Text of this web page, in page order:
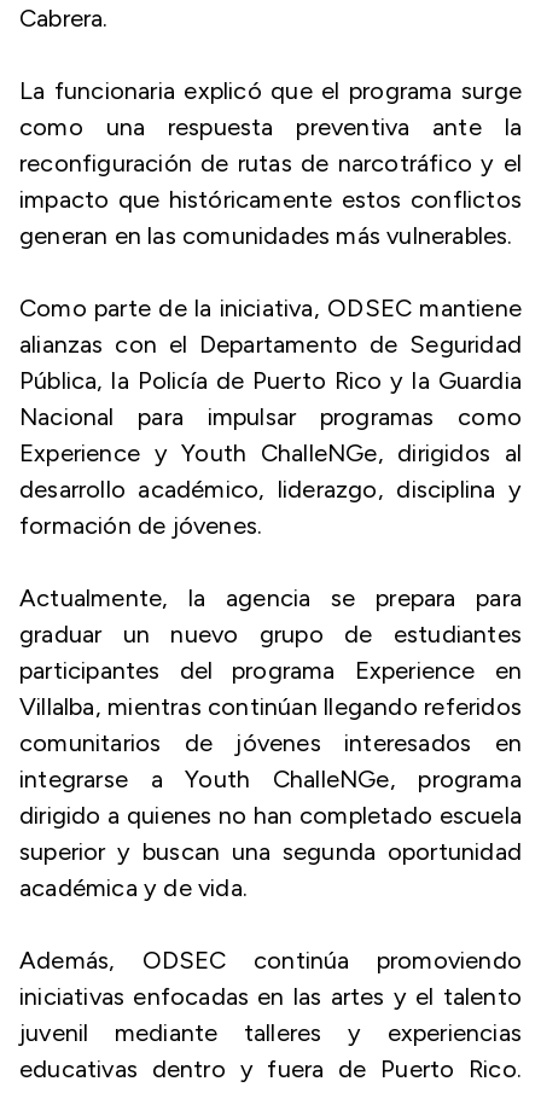
Cabrera.
La funcionaria explicó que el programa surge
como una respuesta preventiva ante la
reconfiguración de rutas de narcotráfico y el
impacto que históricamente estos conflictos
generan en las comunidades más vulnerables.
Como parte de la iniciativa, ODSEC mantiene
alianzas con el Departamento de Seguridad
Pública, la Policía de Puerto Rico y la Guardia
Nacional para impulsar programas como
Experience y Youth ChalleNGe, dirigidos al
desarrollo académico, liderazgo, disciplina y
formación de jóvenes.
Actualmente, la agencia se prepara para
graduar un nuevo grupo de estudiantes
participantes del programa Experience en
Villalba, mientras continúan llegando referidos
comunitarios de jóvenes interesados en
integrarse a Youth ChalleNGe, programa
dirigido a quienes no han completado escuela
superior y buscan una segunda oportunidad
académica y de vida.
Además, ODSEC continúa promoviendo
iniciativas enfocadas en las artes y el talento
juvenil mediante talleres y experiencias
educativas dentro y fuera de Puerto Rico.